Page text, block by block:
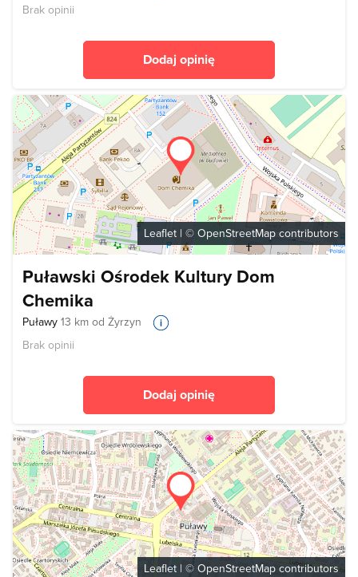
Brak opinii
Dodaj opinię
Leaflet | © OpenStreetMap contributors
Puławski Ośrodek Kultury Dom
Chemika
Puławy 13 km od Żyrzyn
Brak opinii
Dodaj opinię
Leaflet | © OpenStreetMap contributors